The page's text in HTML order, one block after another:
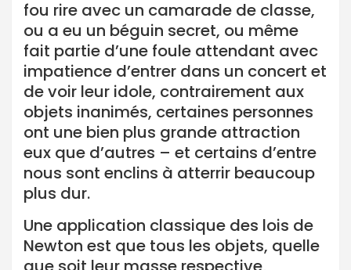
fou rire avec un camarade de classe,
ou a eu un béguin secret, ou même
fait partie d’une foule attendant avec
impatience d’entrer dans un concert et
de voir leur idole, contrairement aux
objets inanimés, certaines personnes
ont une bien plus grande attraction
eux que d’autres – et certains d’entre
nous sont enclins à atterrir beaucoup
plus dur.
Une application classique des lois de
Newton est que tous les objets, quelle